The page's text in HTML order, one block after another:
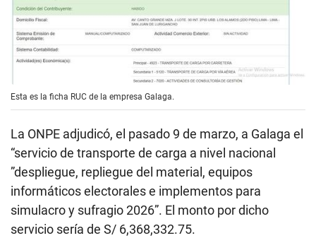
Esta es la ficha RUC de la empresa Galaga.
La ONPE adjudicó, el pasado 9 de marzo, a Galaga el
“servicio de transporte de carga a nivel nacional
”despliegue, repliegue del material, equipos
informáticos electorales e implementos para
simulacro y sufragio 2026”. El monto por dicho
servicio sería de S/ 6,368,332.75.